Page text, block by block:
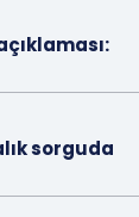
sorguda